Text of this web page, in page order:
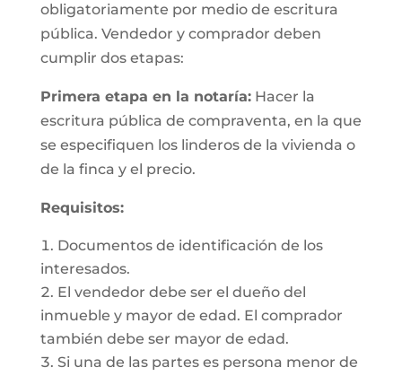
obligatoriamente por medio de escritura
pública. Vendedor y comprador deben
cumplir dos etapas:
Primera etapa en la notaría:Hacer la
escritura pública de compraventa, en la que
se especifiquen los linderos de la vivienda o
de la finca y el precio.
Requisitos:
Documentos de identificación de los
interesados.
El vendedor debe ser el dueño del
inmueble y mayor de edad. El comprador
también debe ser mayor de edad.
Si una de las partes es persona menor de